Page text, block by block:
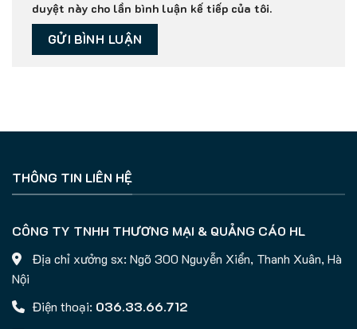
duyệt này cho lần bình luận kế tiếp của tôi.
THÔNG TIN LIÊN HỆ
CÔNG TY TNHH THƯƠNG MẠI & QUẢNG CÁO HL
Địa chỉ xưởng sx: Ngõ 300 Nguyễn Xiển, Thanh Xuân, Hà
Nội
Điện thoại: 036.33.66.712